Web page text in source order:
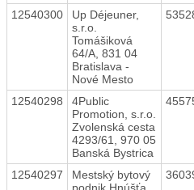
12540300
Up Déjeuner,
s.r.o.
Tomášiková
64/A, 831 04
Bratislava -
Nové Mesto
12540298
4Public
Promotion, s.r.o.
Zvolenská cesta
4293/61, 970 05
Banská Bystrica
12540297
Mestský bytový